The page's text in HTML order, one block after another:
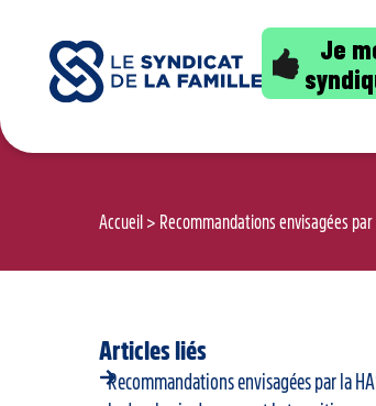
Je
Accueil > Recommandations envisagées
Articles liés
Recommandations envisagées par la